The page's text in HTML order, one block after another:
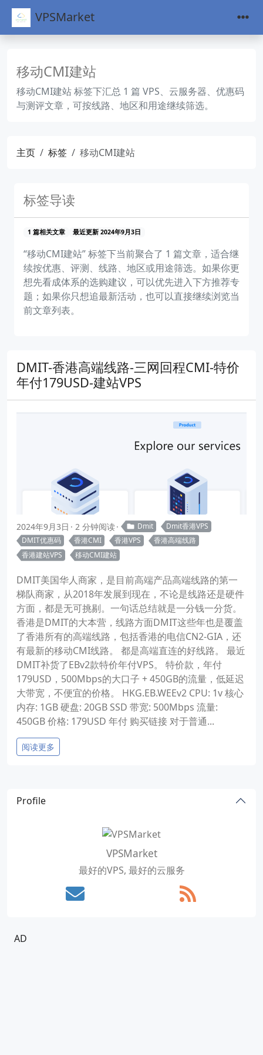
VPSMarket
移动CMI建站
移动CMI建站 标签下汇总 1 篇 VPS、云服务器、优惠码
与测评文章，可按线路、地区和用途继续筛选。
主页 标签 移动CMI建站
标签导读
1 篇相关文章 最近更新 2024年9月3日
“移动CMI建站” 标签下当前聚合了 1 篇文章，适合继
续按优惠、评测、线路、地区或用途筛选。如果你更
想先看成体系的选购建议，可以优先进入下方推荐专
题；如果你只想追最新活动，也可以直接继续浏览当
前文章列表。
DMIT-香港高端线路-三网回程CMI-特价
年付179USD-建站VPS
2024年9月3日 2 分钟阅读 Dmit
Dmit香港VPS
DMIT优惠码
香港CMI 香港VPS
香港高端线路
香港建站VPS
移动CMI建站
DMIT美国华人商家，是目前高端产品高端线路的第一
梯队商家，从2018年发展到现在，不论是线路还是硬件
方面，都是无可挑剔。一句话总结就是一分钱一分货。
香港是DMIT的大本营，线路方面DMIT这些年也是覆盖
了香港所有的高端线路，包括香港的电信CN2-GIA，还
有最新的移动CMI线路。 都是高端直连的好线路。 最近
DMIT补货了EBv2款特价年付VPS。 特价款，年付
179USD，500Mbps的大口子 + 450GB的流量，低延迟
大带宽，不便宜的价格。 HKG.EB.WEEv2 CPU: 1v 核心
内存: 1GB 硬盘: 20GB SSD 带宽: 500Mbps 流量:
450GB 价格: 179USD 年付 购买链接 对于普通...
阅读更多
Profile
VPSMarket
最好的VPS, 最好的云服务
AD